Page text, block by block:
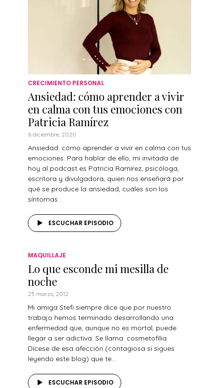
CRECIMIENTO PERSONAL
Ansiedad: cómo aprender a vivir
en calma con tus emociones con
Patricia Ramírez
6 diciembre, 2020
Ansiedad: cómo aprender a vivir en calma con tus
emociones. Para hablar de ello, mi invitada de
hoy al podcast es Patricia Ramírez, psicóloga,
escritora y divulgadora, quien nos enseñará por
qué se produce la ansiedad, cuáles son los
síntomas...
ESCUCHAR EPISODIO
MAQUILLAJE
Lo que esconde mi mesilla de
noche
25 marzo, 2012
Mi amiga Stefi siempre dice que por nuestro
trabajo hemos terminado desarrollando una
enfermedad que, aunque no es mortal, puede
llegar a ser adictiva. Se llama: cosmetofília.
Dícese de esa afección (contagiosa si sigues
leyendo este blog) que te...
ESCUCHAR EPISODIO